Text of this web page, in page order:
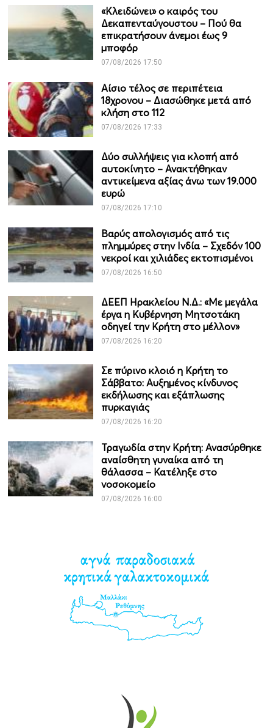
«Κλειδώνει» ο καιρός του
Δεκαπενταύγουστου – Πού θα
επικρατήσουν άνεμοι έως 9
μποφόρ
07/08/2026 17:50
Αίσιο τέλος σε περιπέτεια
18χρονου – Διασώθηκε μετά από
κλήση στο 112
07/08/2026 17:33
Δύο συλλήψεις για κλοπή από
αυτοκίνητο – Ανακτήθηκαν
αντικείμενα αξίας άνω των 19.000
ευρώ
07/08/2026 17:10
Βαρύς απολογισμός από τις
πλημμύρες στην Ινδία – Σχεδόν 100
νεκροί και χιλιάδες εκτοπισμένοι
07/08/2026 16:50
ΔΕΕΠ Ηρακλείου Ν.Δ.: «Με μεγάλα
έργα η Κυβέρνηση Μητσοτάκη
οδηγεί την Κρήτη στο μέλλον»
07/08/2026 16:20
Σε πύρινο κλοιό η Κρήτη το
Σάββατο: Αυξημένος κίνδυνος
εκδήλωσης και εξάπλωσης
πυρκαγιάς
07/08/2026 16:20
Τραγωδία στην Κρήτη: Ανασύρθηκε
αναίσθητη γυναίκα από τη
θάλασσα – Κατέληξε στο
νοσοκομείο
07/08/2026 16:00